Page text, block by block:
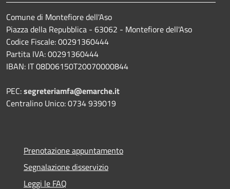
Comune di Montefiore dell'Aso
Piazza della Repubblica - 63062 - Montefiore dell'Aso
Codice Fiscale: 00291360444
Partita IVA: 00291360444
IBAN: IT 08D06150T20070000844
PEC:segreteriamfa@emarche.it
Centralino Unico: 0734 939019
Prenotazione appuntamento
Segnalazione disservizio
Leggi le FAQ